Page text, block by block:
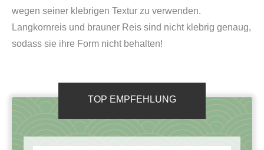
wegen seiner klebrigen Textur zu verwenden.
Langkornreis und brauner Reis sind nicht klebrig genaug,
sodass sie ihre Form nicht behalten!
TOP EMPFEHLUNG